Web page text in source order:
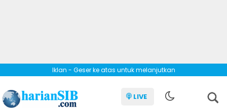
Iklan - Geser ke atas untuk melanjutkan
LIVE